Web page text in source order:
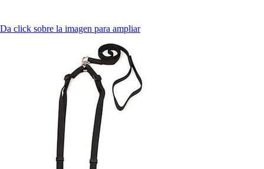
Da click sobre la imagen para ampliar